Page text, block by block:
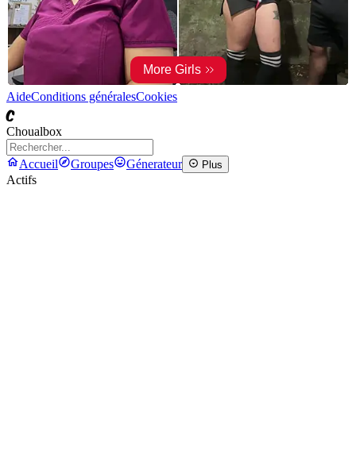
AideConditions généralesCookies
C
Choualbox
Accueil Groupes Génerateur Plus
Actifs